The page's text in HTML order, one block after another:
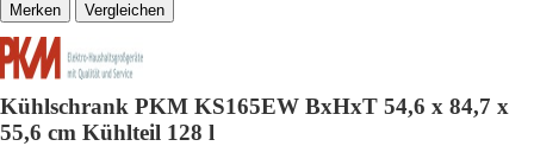
Vergleichen
Kühlschrank PKM KS165EW BxHxT 54,6 x 84,7 x
55,6 cm Kühlteil 128 l